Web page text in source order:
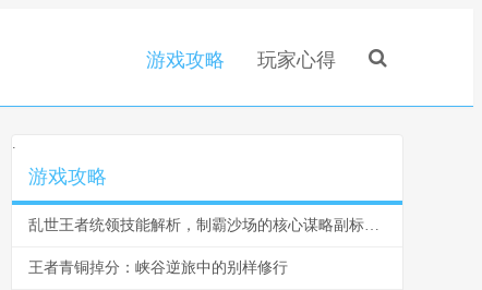
游戏攻略 玩家心得
.
游戏攻略
乱世王者统领技能解析，制霸沙场的核心谋略副标题，智谋与勇武的战场交响
王者青铜掉分：峡谷逆旅中的别样修行